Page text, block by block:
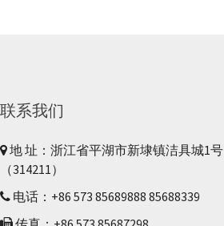
联系我们
地 址：浙江省平湖市新埭镇洁具城1号
（314211）
电话：+86 573 85689888 85688339